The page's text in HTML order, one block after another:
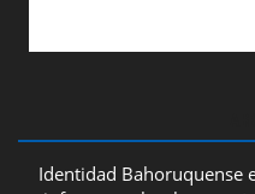
Identidad Bahoruquense